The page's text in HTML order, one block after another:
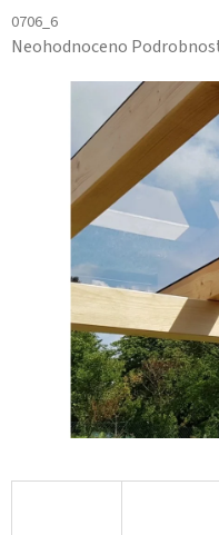
0706_6
Průměrné
hvězdiček.
Neohodnoceno